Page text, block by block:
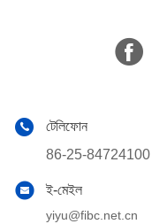
টেলিফোন
86-25-84724100
ই-মেইল
yiyu@fibc.net.cn